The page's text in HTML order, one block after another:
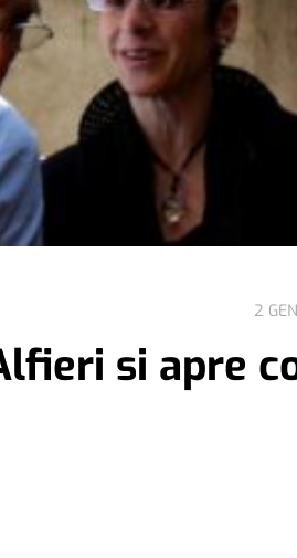
2
si apre